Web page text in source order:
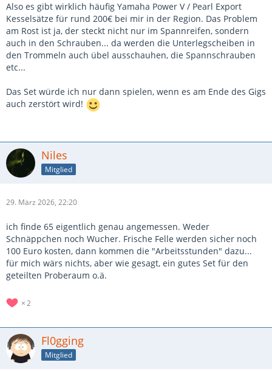
Also es gibt wirklich häufig Yamaha Power V / Pearl Export
Kesselsätze für rund 200€ bei mir in der Region. Das Problem
am Rost ist ja, der steckt nicht nur im Spannreifen, sondern
auch in den Schrauben... da werden die Unterlegscheiben in
den Trommeln auch übel ausschauhen, die Spannschrauben
etc...
Das Set würde ich nur dann spielen, wenn es am Ende des Gigs
auch zerstört wird!
Niles
Mitglied
29. März 2026, 22:20
ich finde 65 eigentlich genau angemessen. Weder
Schnäppchen noch Wucher. Frische Felle werden sicher noch
100 Euro kosten, dann kommen die "Arbeitsstunden" dazu...
für mich wärs nichts, aber wie gesagt, ein gutes Set für den
geteilten Proberaum o.ä.
2
Fl0gging
Mitglied